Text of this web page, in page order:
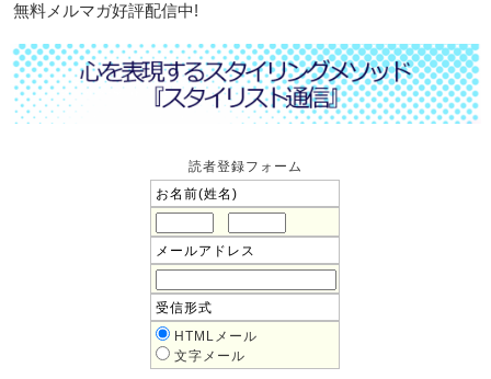
無料メルマガ好評配信中!
読者登録フォーム
お名前(姓名)
メールアドレス
受信形式
HTMLメール
文字メール